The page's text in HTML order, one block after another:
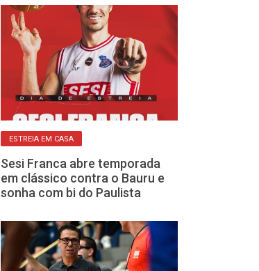
ESTREIA EM CASA
Sesi Franca abre temporada
em clássico contra o Bauru e
sonha com bi do Paulista